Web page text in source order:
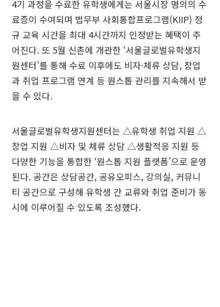
4기 과정을 수료한 유학생에게는 서울시장 명의의 수
료증이 수여되며 법무부 사회통합프로그램(KIIP) 정
규 교육 시간을 최대 4시간까지 인정받는 혜택이 주
어진다. 또 5월 신촌에 개관한 ‘서울글로벌유학생지
원센터’를 통해 수료 이후에도 비자·체류 상담, 창업
과 취업 프로그램 연계 등 원스톱 관리를 지속해서 받
을 수 있다.
서울글로벌유학생지원센터는 △유학생 취업 지원 △
창업 지원 △비자 및 체류 상담 △생활적응 지원 등
다양한 기능을 통합한 ‘원스톱 지원 플랫폼’으로 운영
된다. 공간은 상담공간, 공유오피스, 강의실, 커뮤니
티 공간으로 구성해 유학생 간 교류와 취업 준비가 동
시에 이루어질 수 있도록 조성했다.